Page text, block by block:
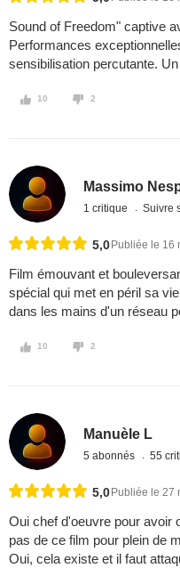
Sound of Freedom" captive
Performances
sensibilisation percutante.
10 2
Massimo
1 critique Suivre
5,0 Publiée le 16
Film émouvant et
spécial qui met en péril sa
dans les mains d'un réseau
10 2
Manuèle L
5 abonnés 55
5,0 Publiée le 27
Oui chef d'oeuvre pour avoir
pas de ce film pour plein de
Oui, cela existe et il faut